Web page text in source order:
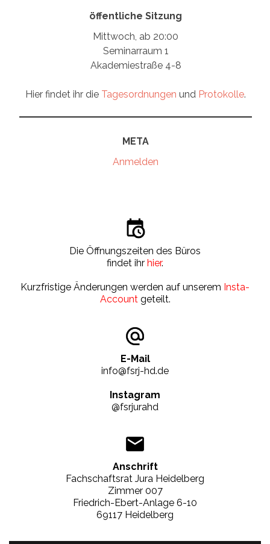
öffentliche Sitzung
Mittwoch, ab 20:00
Seminarraum 1
Akademiestraße 4-8
Hier findet ihr die Tagesordnungen und Protokolle.
META
Anmelden
Die Öffnungszeiten des Büros
findet ihr hier.
Kurzfristige Änderungen werden auf unserem Insta-
Accountgeteilt.
E-Mail
info@fsrj-hd.de
Instagram
@fsrjurahd
Anschrift
Fachschaftsrat Jura Heidelberg
Zimmer 007
Friedrich-Ebert-Anlage 6-10
69117 Heidelberg